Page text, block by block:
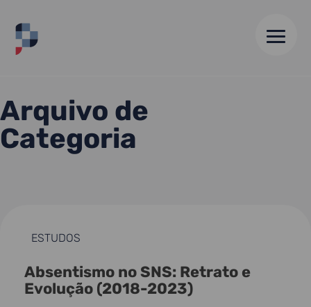
HOME
Arquivo de
Categoria
ESTUDOS
Absentismo no SNS: Retrato e
Evolução (2018-2023)